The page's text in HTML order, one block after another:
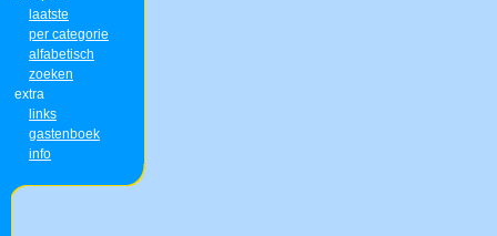
laatste
per categorie
alfabetisch
zoeken
extra
links
gastenboek
info